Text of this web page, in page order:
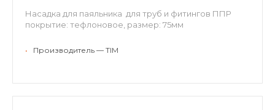
Насадка для паяльника для труб и фитингов ППР
покрытие: тефлоновое, размер: 75мм
• Производитель — TIM